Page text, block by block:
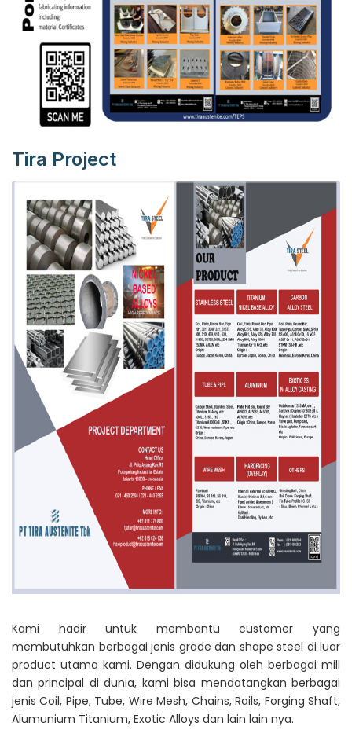
Tira Project
Kami hadir untuk membantu customer yang
membutuhkan berbagai jenis grade dan shape steel di luar
product utama kami. Dengan didukung oleh berbagai mill
dan principal di dunia, kami bisa mendatangkan berbagai
jenis Coil, Pipe, Tube, Wire Mesh, Chains, Rails, Forging Shaft,
Alumunium Titanium, Exotic Alloys dan lain lain nya.